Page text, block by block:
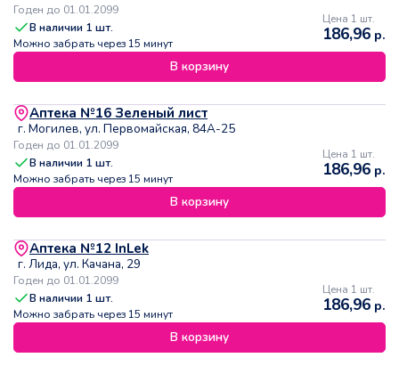
Годен до 01.01.2099
В наличии 1 шт.
Можно забрать через 15 минут
Цена 1 шт.
186,96 р.
В корзину
Аптека №16 Зеленый лист
г. Могилев, ул. Первомайская, 84А-25
Годен до 01.01.2099
В наличии 1 шт.
Можно забрать через 15 минут
Цена 1 шт.
186,96 р.
В корзину
Аптека №12 InLek
г. Лида, ул. Качана, 29
Годен до 01.01.2099
В наличии 1 шт.
Можно забрать через 15 минут
Цена 1 шт.
186,96 р.
В корзину